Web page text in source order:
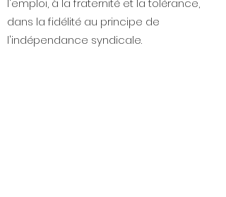
l'emploi, à la fraternité et la tolérance,
dans la fidélité au principe de
l'indépendance syndicale.